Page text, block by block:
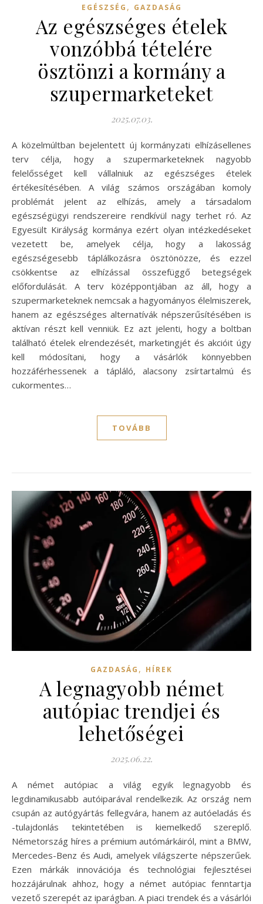
EGÉSZSÉG , GAZDASÁG
Az egészséges ételek
vonzóbbá tételére
ösztönzi a kormány a
szupermarketeket
2025.07.03.
A közelmúltban bejelentett új kormányzati elhízásellenes
terv célja, hogy a szupermarketeknek nagyobb
felelősséget kell vállalniuk az egészséges ételek
értékesítésében. A világ számos országában komoly
problémát jelent az elhízás, amely a társadalom
egészségügyi rendszereire rendkívül nagy terhet ró. Az
Egyesült Királyság kormánya ezért olyan intézkedéseket
vezetett be, amelyek célja, hogy a lakosság
egészségesebb táplálkozásra ösztönözze, és ezzel
csökkentse az elhízással összefüggő betegségek
előfordulását. A terv középpontjában az áll, hogy a
szupermarketeknek nemcsak a hagyományos élelmiszerek,
hanem az egészséges alternatívák népszerűsítésében is
aktívan részt kell venniük. Ez azt jelenti, hogy a boltban
található ételek elrendezését, marketingjét és akcióit úgy
kell módosítani, hogy a vásárlók könnyebben
hozzáférhessenek a tápláló, alacsony zsírtartalmú és
cukormentes…
TOVÁBB
GAZDASÁG , HÍREK
A legnagyobb német
autópiac trendjei és
lehetőségei
2025.06.22.
A német autópiac a világ egyik legnagyobb és
legdinamikusabb autóiparával rendelkezik. Az ország nem
csupán az autógyártás fellegvára, hanem az autóeladás és
-tulajdonlás tekintetében is kiemelkedő szereplő.
Németország híres a prémium autómárkáiról, mint a BMW,
Mercedes-Benz és Audi, amelyek világszerte népszerűek.
Ezen márkák innovációja és technológiai fejlesztései
hozzájárulnak ahhoz, hogy a német autópiac fenntartja
vezető szerepét az iparágban. A piaci trendek és a vásárlói